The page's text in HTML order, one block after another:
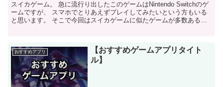
スイカゲーム。 急に流行り出したこのゲームはNintendo Switchのゲ
ームですが、 スマホでとりあえずプレイしてみたいという方もいる
と思います。 そこで今回はスイカゲームに似たゲームが多数ある中
おすすめアプリ
【おすすめゲームアプリタイト
ル】